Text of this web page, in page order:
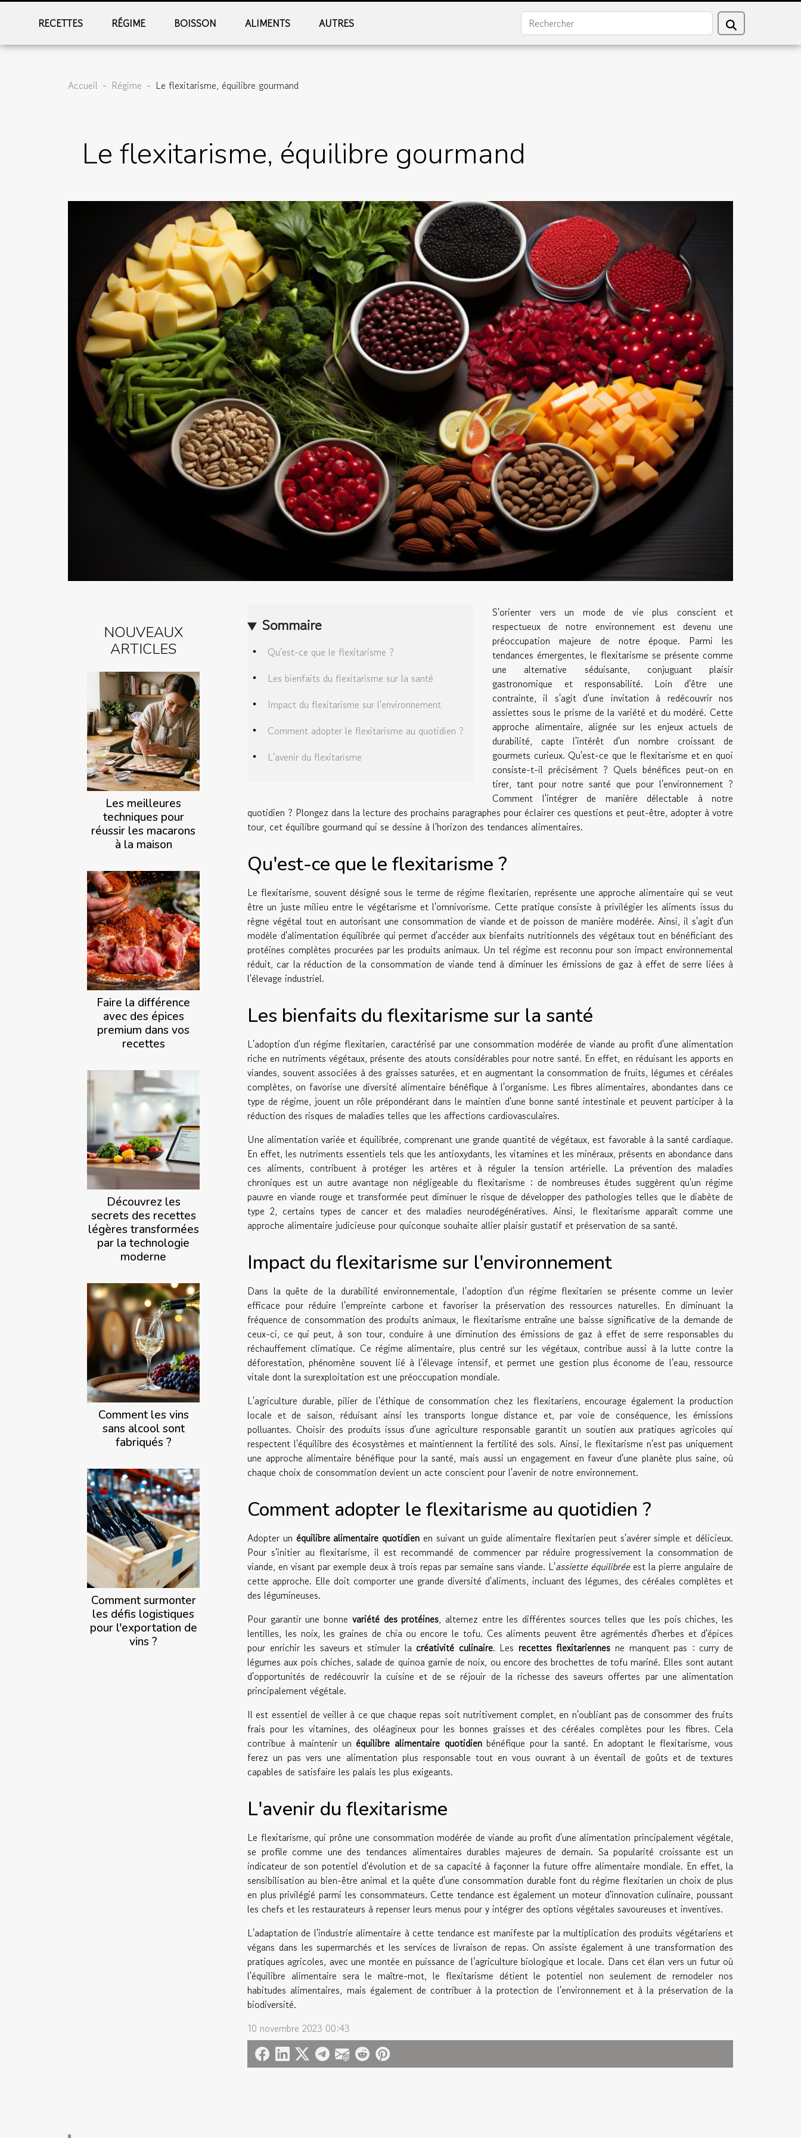
RECETTES RÉGIME BOISSON ALIMENTS AUTRES
Accueil Régime Le flexitarisme, équilibre gourmand
Le flexitarisme, équilibre gourmand
NOUVEAUX
ARTICLES
Les meilleures
techniques pour
réussir les macarons
à la maison
Faire la différence
avec des épices
premium dans vos
recettes
Découvrez les
secrets des recettes
légères transformées
par la technologie
moderne
Comment les vins
sans alcool sont
fabriqués ?
Comment surmonter
les défis logistiques
pour l'exportation de
vins ?
Sommaire
Qu'est-ce que le flexitarisme ?
Les bienfaits du flexitarisme sur la santé
Impact du flexitarisme sur l'environnement
Comment adopter le flexitarisme au quotidien ?
L'avenir du flexitarisme
S'orienter vers un mode de vie plus conscient et
respectueux de notre environnement est devenu une
préoccupation majeure de notre époque. Parmi les
tendances émergentes, le flexitarisme se présente comme
une alternative séduisante, conjuguant plaisir
gastronomique et responsabilité. Loin d'être une
contrainte, il s'agit d'une invitation à redécouvrir nos
assiettes sous le prisme de la variété et du modéré. Cette
approche alimentaire, alignée sur les enjeux actuels de
durabilité, capte l'intérêt d'un nombre croissant de
gourmets curieux. Qu'est-ce que le flexitarisme et en quoi
consiste-t-il précisément ? Quels bénéfices peut-on en
tirer, tant pour notre santé que pour l'environnement ?
Comment l'intégrer de manière délectable à notre
quotidien ? Plongez dans la lecture des prochains paragraphes pour éclairer ces questions et peut-être, adopter à votre
tour, cet équilibre gourmand qui se dessine à l'horizon des tendances alimentaires.
Qu'est-ce que le flexitarisme ?
Le flexitarisme, souvent désigné sous le terme de régime flexitarien, représente une approche alimentaire qui se veut
être un juste milieu entre le végétarisme et l'omnivorisme. Cette pratique consiste à privilégier les aliments issus du
règne végétal tout en autorisant une consommation de viande et de poisson de manière modérée. Ainsi, il s'agit d'un
modèle d'alimentation équilibrée qui permet d'accéder aux bienfaits nutritionnels des végétaux tout en bénéficiant des
protéines complètes procurées par les produits animaux. Un tel régime est reconnu pour son impact environnemental
réduit, car la réduction de la consommation de viande tend à diminuer les émissions de gaz à effet de serre liées à
l'élevage industriel.
Les bienfaits du flexitarisme sur la santé
L'adoption d'un régime flexitarien, caractérisé par une consommation modérée de viande au profit d'une alimentation
riche en nutriments végétaux, présente des atouts considérables pour notre santé. En effet, en réduisant les apports en
viandes, souvent associées à des graisses saturées, et en augmentant la consommation de fruits, légumes et céréales
complètes, on favorise une diversité alimentaire bénéfique à l'organisme. Les fibres alimentaires, abondantes dans ce
type de régime, jouent un rôle prépondérant dans le maintien d'une bonne santé intestinale et peuvent participer à la
réduction des risques de maladies telles que les affections cardiovasculaires.
Une alimentation variée et équilibrée, comprenant une grande quantité de végétaux, est favorable à la santé cardiaque.
En effet, les nutriments essentiels tels que les antioxydants, les vitamines et les minéraux, présents en abondance dans
ces aliments, contribuent à protéger les artères et à réguler la tension artérielle. La prévention des maladies
chroniques est un autre avantage non négligeable du flexitarisme : de nombreuses études suggèrent qu'un régime
pauvre en viande rouge et transformée peut diminuer le risque de développer des pathologies telles que le diabète de
type 2, certains types de cancer et des maladies neurodégénératives. Ainsi, le flexitarisme apparaît comme une
approche alimentaire judicieuse pour quiconque souhaite allier plaisir gustatif et préservation de sa santé.
Impact du flexitarisme sur l'environnement
Dans la quête de la durabilité environnementale, l'adoption d'un régime flexitarien se présente comme un levier
efficace pour réduire l'empreinte carbone et favoriser la préservation des ressources naturelles. En diminuant la
fréquence de consommation des produits animaux, le flexitarisme entraîne une baisse significative de la demande de
ceux-ci, ce qui peut, à son tour, conduire à une diminution des émissions de gaz à effet de serre responsables du
réchauffement climatique. Ce régime alimentaire, plus centré sur les végétaux, contribue aussi à la lutte contre la
déforestation, phénomène souvent lié à l'élevage intensif, et permet une gestion plus économe de l'eau, ressource
vitale dont la surexploitation est une préoccupation mondiale.
L'agriculture durable, pilier de l'éthique de consommation chez les flexitariens, encourage également la production
locale et de saison, réduisant ainsi les transports longue distance et, par voie de conséquence, les émissions
polluantes. Choisir des produits issus d'une agriculture responsable garantit un soutien aux pratiques agricoles qui
respectent l'équilibre des écosystèmes et maintiennent la fertilité des sols. Ainsi, le flexitarisme n'est pas uniquement
une approche alimentaire bénéfique pour la santé, mais aussi un engagement en faveur d'une planète plus saine, où
chaque choix de consommation devient un acte conscient pour l'avenir de notre environnement.
Comment adopter le flexitarisme au quotidien ?
Adopter un équilibre alimentaire quotidien en suivant un guide alimentaire flexitarien peut s'avérer simple et délicieux.
Pour s'initier au flexitarisme, il est recommandé de commencer par réduire progressivement la consommation de
viande, en visant par exemple deux à trois repas par semaine sans viande. L'assiette équilibréeest la pierre angulaire de
cette approche. Elle doit comporter une grande diversité d'aliments, incluant des légumes, des céréales complètes et
des légumineuses.
Pour garantir une bonne variété des protéines, alternez entre les différentes sources telles que les pois chiches, les
lentilles, les noix, les graines de chia ou encore le tofu. Ces aliments peuvent être agrémentés d'herbes et d'épices
pour enrichir les saveurs et stimuler la créativité culinaire. Les recettes flexitariennes ne manquent pas : curry de
légumes aux pois chiches, salade de quinoa garnie de noix, ou encore des brochettes de tofu mariné. Elles sont autant
d'opportunités de redécouvrir la cuisine et de se réjouir de la richesse des saveurs offertes par une alimentation
principalement végétale.
Il est essentiel de veiller à ce que chaque repas soit nutritivement complet, en n'oubliant pas de consommer des fruits
frais pour les vitamines, des oléagineux pour les bonnes graisses et des céréales complètes pour les fibres. Cela
contribue à maintenir un équilibre alimentaire quotidienbénéfique pour la santé. En adoptant le flexitarisme, vous
ferez un pas vers une alimentation plus responsable tout en vous ouvrant à un éventail de goûts et de textures
capables de satisfaire les palais les plus exigeants.
L'avenir du flexitarisme
Le flexitarisme, qui prône une consommation modérée de viande au profit d'une alimentation principalement végétale,
se profile comme une des tendances alimentaires durables majeures de demain. Sa popularité croissante est un
indicateur de son potentiel d'évolution et de sa capacité à façonner la future offre alimentaire mondiale. En effet, la
sensibilisation au bien-être animal et la quête d'une consommation durable font du régime flexitarien un choix de plus
en plus privilégié parmi les consommateurs. Cette tendance est également un moteur d'innovation culinaire, poussant
les chefs et les restaurateurs à repenser leurs menus pour y intégrer des options végétales savoureuses et inventives.
L'adaptation de l'industrie alimentaire à cette tendance est manifeste par la multiplication des produits végétariens et
végans dans les supermarchés et les services de livraison de repas. On assiste également à une transformation des
pratiques agricoles, avec une montée en puissance de l'agriculture biologique et locale. Dans cet élan vers un futur où
l'équilibre alimentaire sera le maître-mot, le flexitarisme détient le potentiel non seulement de remodeler nos
habitudes alimentaires, mais également de contribuer à la protection de l'environnement et à la préservation de la
biodiversité.
10 novembre 2023 00:43